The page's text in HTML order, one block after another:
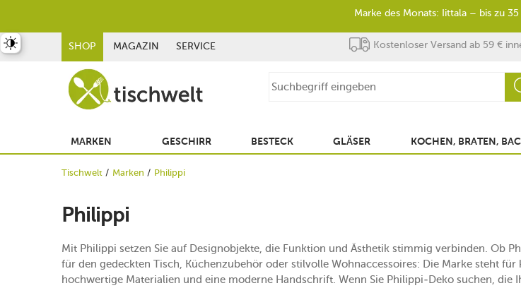
SHOP MAGAZIN SERVICE Kostenloser Versand ab 59 €
MARKEN GESCHIRR BESTECK GLÄSER KOCHEN, BRATEN,
Tischwelt Marken Philippi
Philippi
Mit Philippi setzen Sie auf Designobjekte, die Funktion und Ästhetik stimmig verbinden. Ob
für den gedeckten Tisch, Küchenzubehör oder stilvolle Wohnaccessoires: Die Marke steht für
hochwertige Materialien und eine moderne Handschrift. Wenn Sie Philippi-Deko suchen, die
umschalten
Marke des Monats: Iittala – bis zu